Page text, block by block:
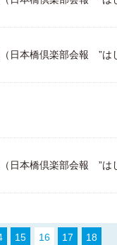
本橋倶楽部会報 ”はし
本橋倶楽部会報 ”はし
15 16 17 18